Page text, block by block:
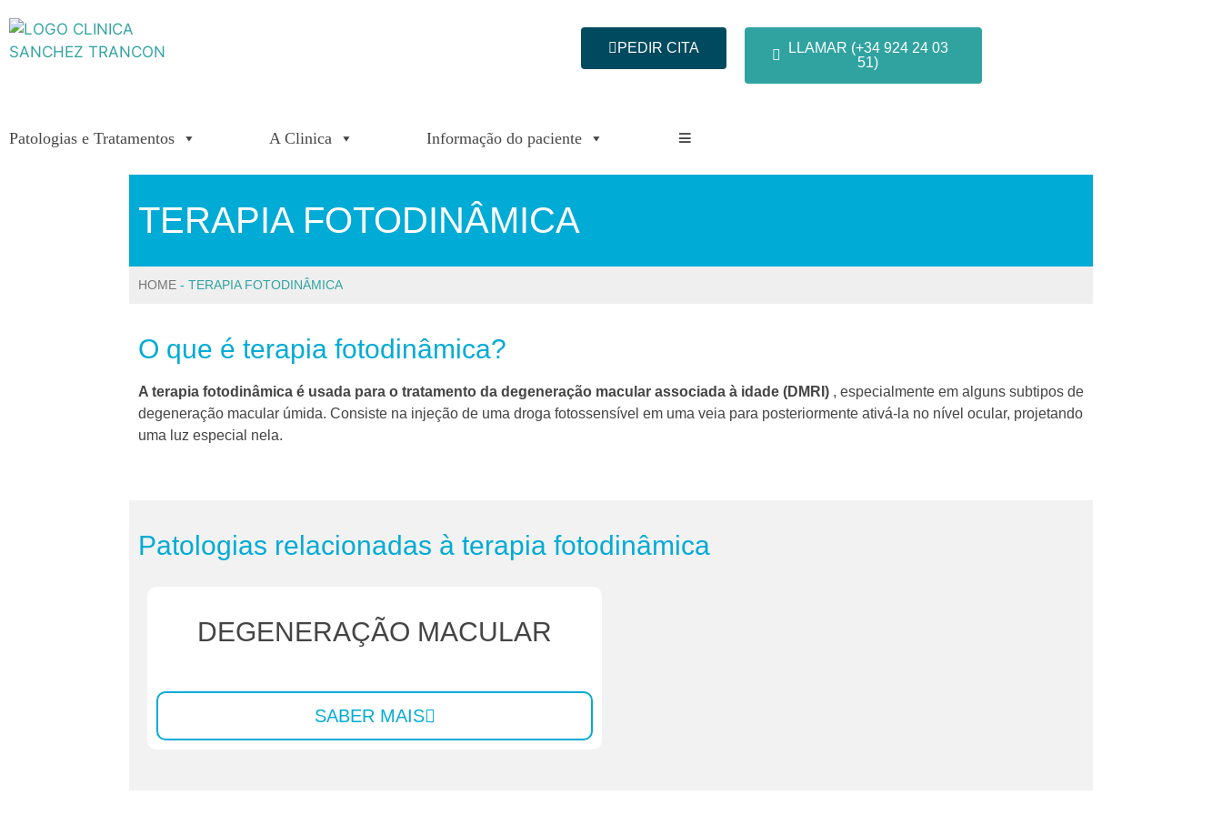
PEDIR CITA
LLAMAR (+34 924 24 03
51)
Patologias e Tratamentos A Clinica Informação do paciente
TERAPIA FOTODINÂMICA
HOME - TERAPIA FOTODINÂMICA
O que é terapia fotodinâmica?
A terapia fotodinâmica é usada para o tratamento da degeneração macular associada à idade (DMRI) , especialmente em alguns subtipos de
degeneração macular úmida. Consiste na injeção de uma droga fotossensível em uma veia para posteriormente ativá-la no nível ocular, projetando
uma luz especial nela.
Patologias relacionadas à terapia fotodinâmica
DEGENERAÇÃO MACULAR
SABER MAIS